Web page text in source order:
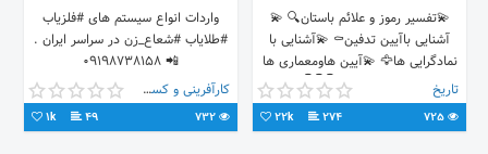
💫تفسیر رموز و علائم باستان🔍 💫
آشنایی باآیین تدفین⚰ 💫آشنایی با
نمادگرایی ها🦅 💫آیین هاومعماری ها
🕍 ایدی تلگرام 👇👇👇
@archaeologist_111
تاریخ
274
22k
واردات انواع سیستم های #فلزیاب
#طلایاب #شعاع_زن در سراسر ایران .
📲 09198738158
کارآفرینی و کسب و کار
49
1k